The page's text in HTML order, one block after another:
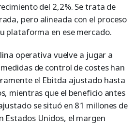
del 2,2%. Se trata de
pero alineada con el proceso
plataforma en ese mercado.
operativa vuelve a jugar a
de control de costes han
el Ebitda ajustado hasta
mientras que el beneficio antes
se situó en 81 millones de
Estados Unidos, el margen